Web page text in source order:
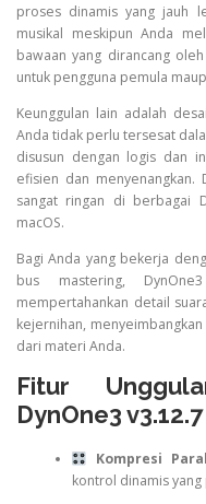
proses dinamis yang jauh
musikal meskipun Anda
bawaan yang dirancang
untuk pengguna pemula
Keunggulan lain adalah
Anda tidak perlu tersesat
disusun dengan logis dan
efisien dan menyenangkan.
sangat ringan di berbagai
macOS.
Bagi Anda yang bekerja
bus mastering,
mempertahankan detail
kejernihan,
dari materi Anda.
Fitur
DynOne3 v3.12.7
Kompresi
kontrol dinamis